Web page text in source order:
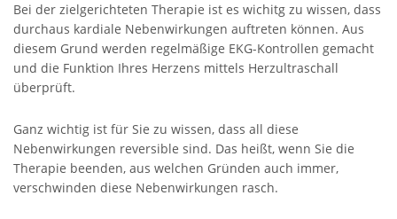
Bei der zielgerichteten Therapie ist es wichitg zu wissen, dass
durchaus kardiale Nebenwirkungen auftreten können. Aus
diesem Grund werden regelmäßige EKG-Kontrollen gemacht
und die Funktion Ihres Herzens mittels Herzultraschall
überprüft.
Ganz wichtig ist für Sie zu wissen, dass all diese
Nebenwirkungen reversible sind. Das heißt, wenn Sie die
Therapie beenden, aus welchen Gründen auch immer,
verschwinden diese Nebenwirkungen rasch.